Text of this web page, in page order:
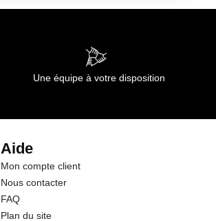
170 kj
0.01 g
Une équipe à votre disposition
Aide
Mon compte client
Nous contacter
FAQ
Plan du site